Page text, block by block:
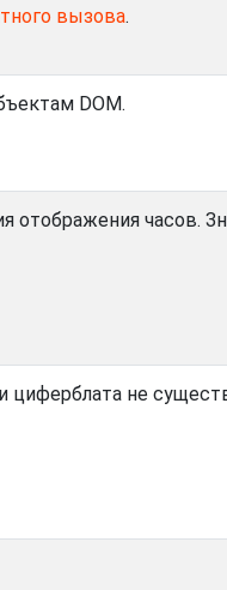
вызова.
DOM.
отображения часов.
не